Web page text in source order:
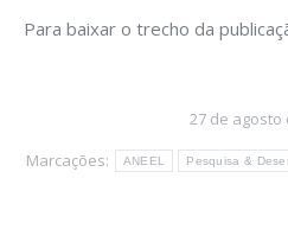
Para baixar o trecho da
27 de agosto
Marcações:
ANEEL Pesquisa &